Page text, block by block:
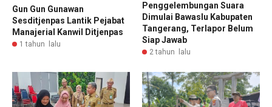
Gun Gun Gunawan
Sesditjenpas Lantik Pejabat
Manajerial Kanwil Ditjenpas
1 tahun lalu
Penggelembungan Suara
Dimulai Bawaslu Kabupaten
Tangerang, Terlapor Belum
Siap Jawab
2 tahun lalu